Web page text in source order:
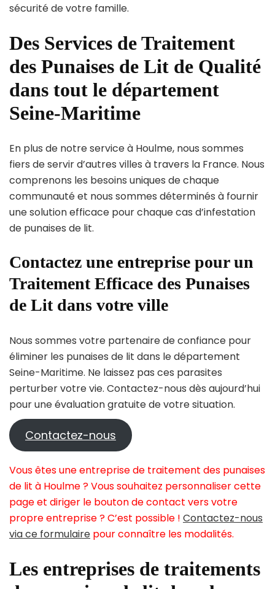
sécurité de votre famille.
Des Services de Traitement
des Punaises de Lit de Qualité
dans tout le département
Seine-Maritime
En plus de notre service à Houlme, nous sommes
fiers de servir d’autres villes à travers la France. Nous
comprenons les besoins uniques de chaque
communauté et nous sommes déterminés à fournir
une solution efficace pour chaque cas d’infestation
de punaises de lit.
Contactez une entreprise pour un
Traitement Efficace des Punaises
de Lit dans votre ville
Nous sommes votre partenaire de confiance pour
éliminer les punaises de lit dans le département
Seine-Maritime. Ne laissez pas ces parasites
perturber votre vie. Contactez-nous dès aujourd’hui
pour une évaluation gratuite de votre situation.
Contactez-nous
Vous êtes une entreprise de traitement des punaises
de lit à Houlme ? Vous souhaitez personnaliser cette
page et diriger le bouton de contact vers votre
propre entreprise ? C’est possible ! Contactez-nous
via ce formulaire pour connaître les modalités.
Les entreprises de traitements